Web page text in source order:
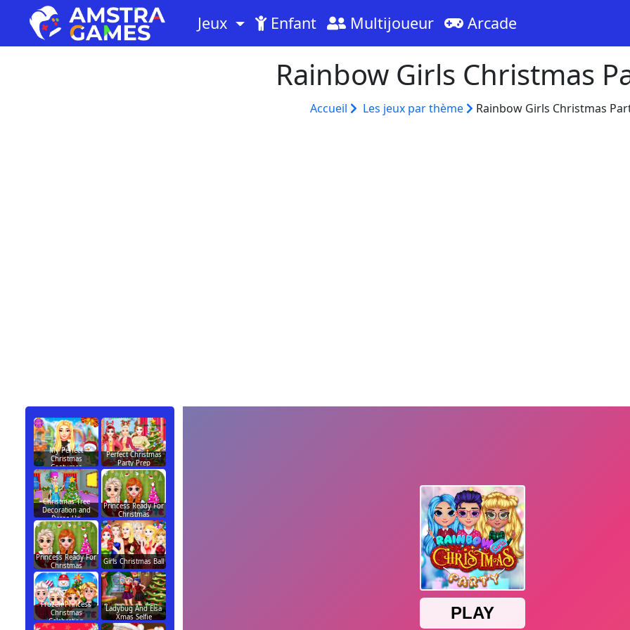
Jeux Enfant Multijoueur Arcade
Rainbow Girls Christmas
Accueil Les jeux par thème Rainbow Girls Christmas
My Perfect
Christmas
Costumes
Perfect Christmas
Party Prep
Christmas Tree
Decoration and
Dress Up
Princess Ready For
Christmas
Princess Ready For
Christmas
Girls Christmas Ball
Frozen Princess
Christmas
Celebration
Ladybug And Elsa
Xmas Selfie